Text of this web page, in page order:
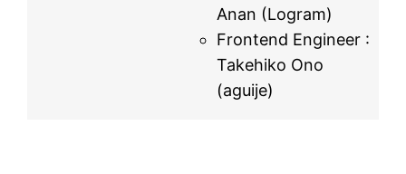
Anan (Logram)
Frontend Engineer :
Takehiko Ono
(aguije)